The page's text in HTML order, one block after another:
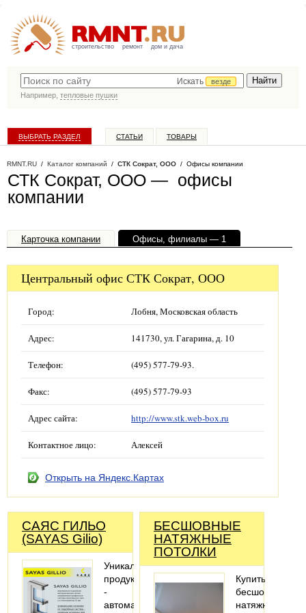
строительство ремонт дом и дача
Искать
везде
Например, тепловые пушки
ВЫБРАТЬ РАЗДЕЛ СТАТЬИ ТОВАРЫ
RMNT.RU / Каталог компаний / СТК Сократ, ООО / Офисы компании
СТК Сократ, ООО — офисы
компании
Карточка компании Офисы, филиалы — 1
Центральный офис СТК Сократ, ООО
Город: Лобня, Московская область
Адрес: 141730, ул. Гагарина, д. 10
Телефон: (495) 577-79-93.
Факс: (495) 577-79-93
Адрес сайта: http://www.stk.web-box.ru
Контактное лицо: Алексей
Открыть на Яндекс.Картах
САЯС ГИЛЬО
(SAYAS Gilio)
Уникальный
продукт
-
автоматическое
БЕСШОВНЫЕ
НАТЯЖНЫЕ
ПОТОЛКИ
Купить
бесшовные
натяжные